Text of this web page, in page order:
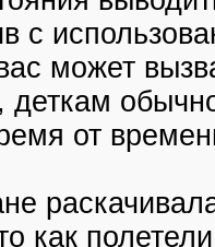
с
может
деткам
от
как